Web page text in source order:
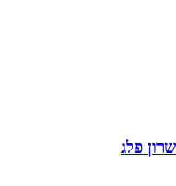
שרון פלג